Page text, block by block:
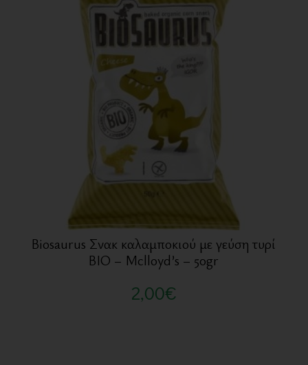
Biosaurus Σνακ καλαμποκιού με γεύση τυρί
BIO – Mclloyd’s – 50gr
2,00€